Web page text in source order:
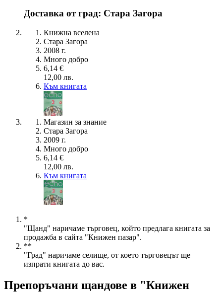
Доставка от град: Стара Загора
Книжна вселена
Стара Загора
2008 г.
Много добро
6,14 €
12,00 лв.
Към книгата
Магазин за знание
Стара Загора
2009 г.
Много добро
6,14 €
12,00 лв.
Към книгата
*
"Щанд" наричаме търговец, който предлага книгата за
продажба в сайта "Книжен пазар".
**
"Град" наричаме селище, от което търговецът ще
изпрати книгата до вас.
Препоръчани щандове в "Книжен